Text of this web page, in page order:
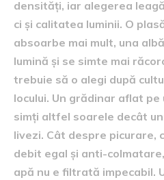
densități, iar alegerea
ci și calitatea luminii. O
absoarbe mai mult, una
lumină și se simte mai
trebuie să o alegi după
locului. Un grădinar aflat pe
simți altfel soarele decât
livezi. Cât despre picurare,
debit egal și anti-
apă nu e filtrată impecabil.